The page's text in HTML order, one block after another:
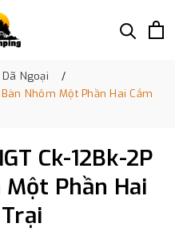
Ngoại
Nhôm Một Phần Hai Cắm
Ck-12Bk-2P
Phần Hai